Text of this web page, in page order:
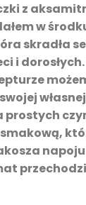
z
w
skradła
i
prostych